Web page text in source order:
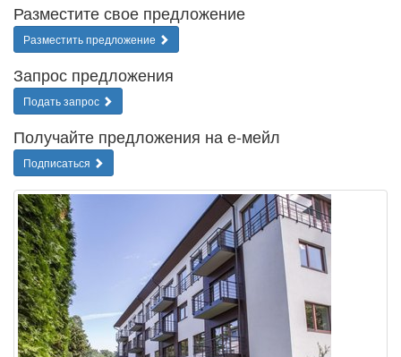
Разместите свое предложение
Разместить предложение
Запрос предложения
Подать запрос
Получайте предложения на е-мейл
Подписаться